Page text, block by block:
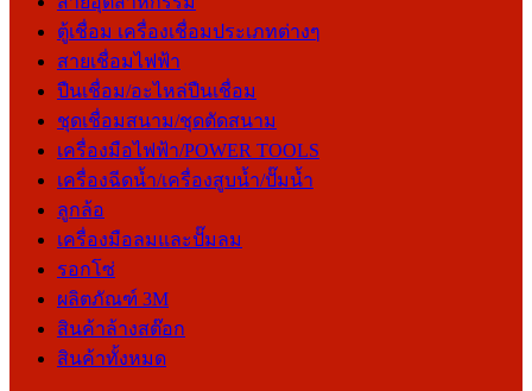
ตู้เชื่อม เครื่องเชื่อมประเภทต่างๆ
สายเชื่อมไฟฟ้า
ปืนเชื่อม/อะไหล่ปืนเชื่อม
ชุดเชื่อมสนาม/ชุดตัดสนาม
เครื่องมือไฟฟ้า/POWER TOOLS
เครื่องฉีดน้ำ/เครื่องสูบน้ำ/ปั๊มน้ำ
ลูกล้อ
เครื่องมือลมและปั๊มลม
รอกโซ่
ผลิตภัณฑ์ 3M
สินค้าล้างสต๊อก
สินค้าทั้งหมด